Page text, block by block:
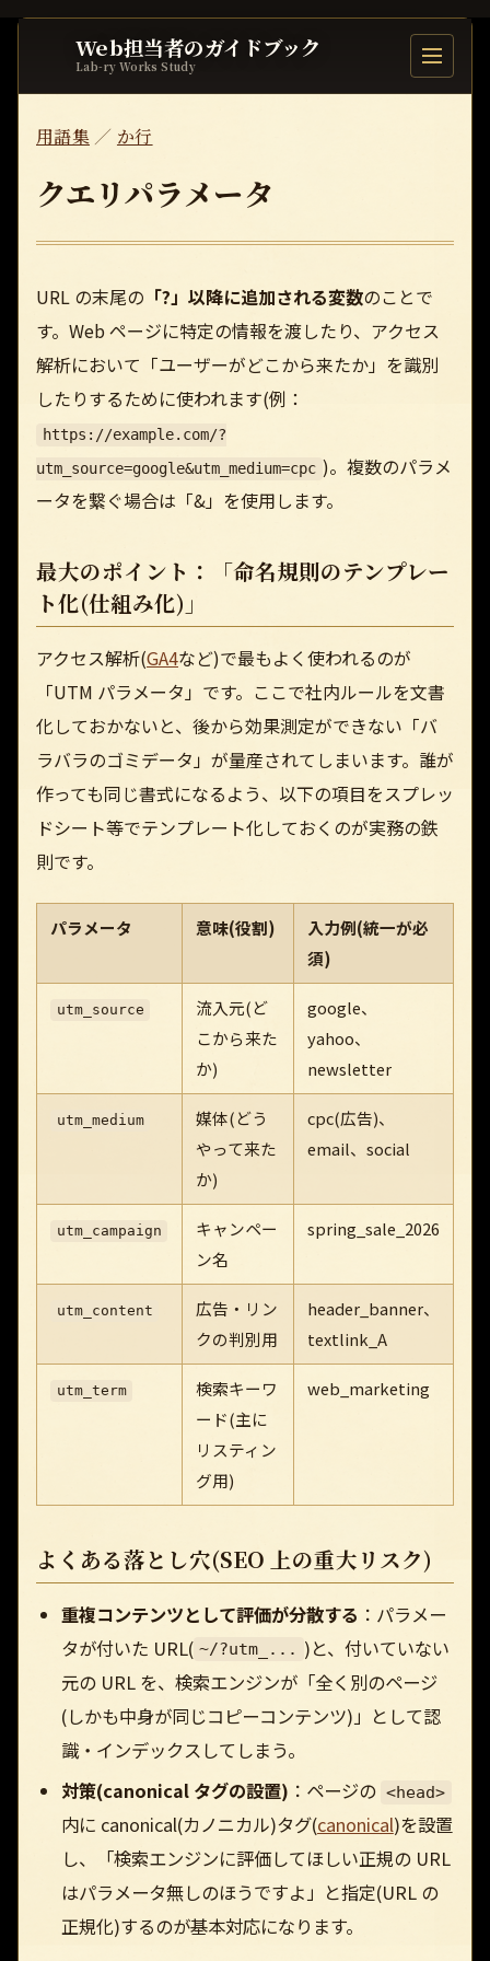
Web担当者のガイドブック
Lab-ry Works Study 目次を開
用語集／ か行
クエリパラメータ
URL の末尾の 「?」以降に追加される変数のことで
す。Web ページに特定の情報を渡したり、アクセス
解析において「ユーザーがどこから来たか」を識別
したりするために使われます(例：
https://example.com/?
utm_source=google&utm_medium=cpc )。複数のパラメ
ータを繋ぐ場合は「&」を使用します。
最大のポイント：「命名規則のテンプレー
ト化(仕組み化)」
アクセス解析(GA4など)で最もよく使われるのが
「UTM パラメータ」です。ここで社内ルールを文書
化しておかないと、後から効果測定ができない「バ
ラバラのゴミデータ」が量産されてしまいます。誰が
作っても同じ書式になるよう、以下の項目をスプレッ
ドシート等でテンプレート化しておくのが実務の鉄
則です。
パラメータ 意味(役割)
入力例(統一が必
須)
utm_source
流入元(ど
こから来た
か)
google、
yahoo、
newsletter
utm_medium
媒体(どう
やって来た
か)
cpc(広告)、
email、social
utm_campaign
キャンペー
ン名
spring_sale_2026
utm_content
広告・リン
クの判別用
header_banner、
textlink_A
utm_term
検索キーワ
ード(主に
リスティン
グ用)
web_marketing
よくある落とし穴(SEO 上の重大リスク)
重複コンテンツとして評価が分散する ：パラメー
タが付いた URL( ~/?utm_... )と、付いていない
元の URL を、検索エンジンが「全く別のページ
(しかも中身が同じコピーコンテンツ)」として認
識・インデックスしてしまう。
対策(canonical タグの設置) ：ページの <head>
内に canonical(カノニカル)タグ(canonical)を設置
し、「検索エンジンに評価してほしい正規の URL
はパラメータ無しのほうですよ」と指定(URL の
正規化)するのが基本対応になります。